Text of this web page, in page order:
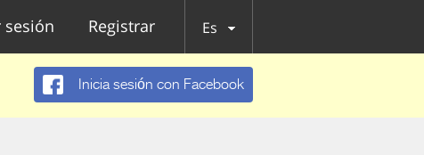
sesión Registrar Es
Inicia sesión con Facebook